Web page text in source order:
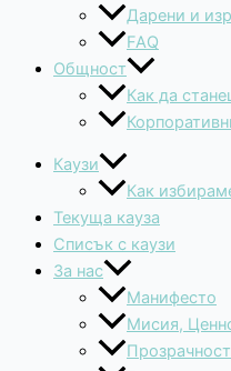
Дарени и
FAQ
Общност
Как да
Каузи
Как
Текуща кауза
Списък с каузи
За нас
Манифесто
Мисия,